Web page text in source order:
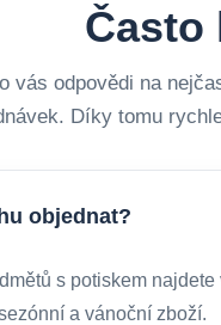
Často
vás odpovědi na
Díky tomu
objednat?
s potiskem
a vánoční zboží.